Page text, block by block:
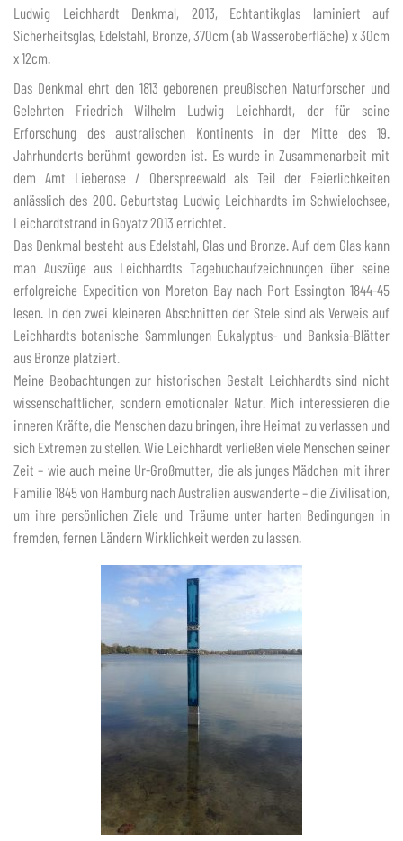
Ludwig Leichhardt Denkmal, 2013, Echtantikglas laminiert auf
Sicherheitsglas, Edelstahl, Bronze, 370cm (ab Wasseroberfläche) x 30cm
x 12cm.
Das Denkmal ehrt den 1813 geborenen preußischen Naturforscher und
Gelehrten Friedrich Wilhelm Ludwig Leichhardt, der für seine
Erforschung des australischen Kontinents in der Mitte des 19.
Jahrhunderts berühmt geworden ist. Es wurde in Zusammenarbeit mit
dem Amt Lieberose / Oberspreewald als Teil der Feierlichkeiten
anlässlich des 200. Geburtstag Ludwig Leichhardts im Schwielochsee,
Leichardtstrand in Goyatz 2013 errichtet.
Das Denkmal besteht aus Edelstahl, Glas und Bronze. Auf dem Glas kann
man Auszüge aus Leichhardts Tagebuchaufzeichnungen über seine
erfolgreiche Expedition von Moreton Bay nach Port Essington 1844-45
lesen. In den zwei kleineren Abschnitten der Stele sind als Verweis auf
Leichhardts botanische Sammlungen Eukalyptus- und Banksia-Blätter
aus Bronze platziert.
Meine Beobachtungen zur historischen Gestalt Leichhardts sind nicht
wissenschaftlicher, sondern emotionaler Natur. Mich interessieren die
inneren Kräfte, die Menschen dazu bringen, ihre Heimat zu verlassen und
sich Extremen zu stellen. Wie Leichhardt verließen viele Menschen seiner
Zeit – wie auch meine Ur-Großmutter, die als junges Mädchen mit ihrer
Familie 1845 von Hamburg nach Australien auswanderte – die Zivilisation,
um ihre persönlichen Ziele und Träume unter harten Bedingungen in
fremden, fernen Ländern Wirklichkeit werden zu lassen.